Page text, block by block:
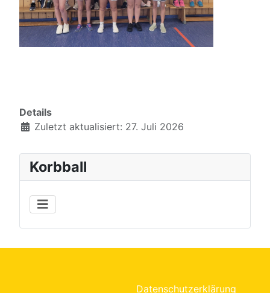
Details
Zuletzt aktualisiert: 27. Juli 2026
Korbball
Datenschutzerklärung